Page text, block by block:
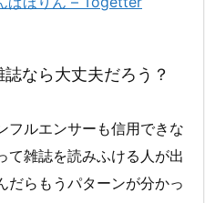
なら大丈夫だろう？
フルエンサーも信用できな
て雑誌を読みふける人が出
だらもうパターンが分かっ